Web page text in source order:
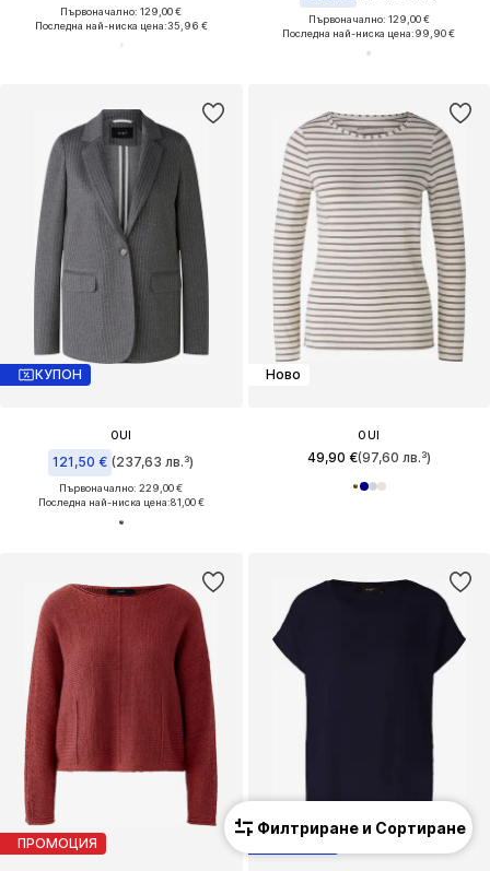
Първоначално: 129,00 €
Последна най-ниска цена:35,96 €
Първоначално: 129,00 €
Последна най-ниска цена:99,90 €
КУПОН
OUI
121,50 € (237,63 лв.³)
Първоначално: 229,00 €
Последна най-ниска цена:81,00 €
Ново
OUI
49,90 €(97,60 лв.³)
ПРОМОЦИЯ
Филтриране и Сортиране